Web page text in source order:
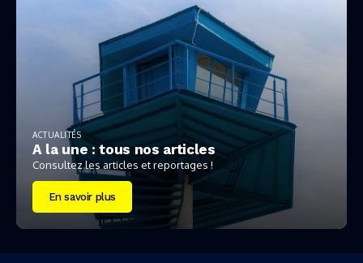
ACTUALITÉS
A la une : tous nos articles
Consultez les articles et reportages !
En savoir plus